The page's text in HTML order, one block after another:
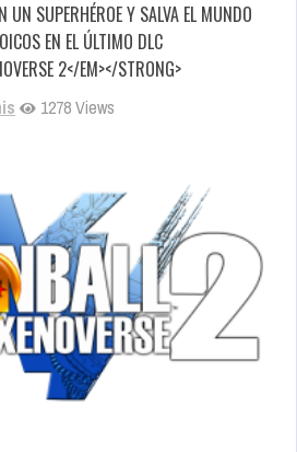
UN SUPERHÉROE Y SALVA EL MUNDO
EN EL ÚLTIMO DLC
2</EM></STRONG>
1278 Views